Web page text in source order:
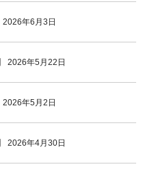
2026年6月3日
2026年5月22日
2026年5月2日
2026年4月30日